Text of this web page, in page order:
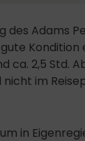
des Adams
Kondition
ca. 2,5 Std.
nicht im
in